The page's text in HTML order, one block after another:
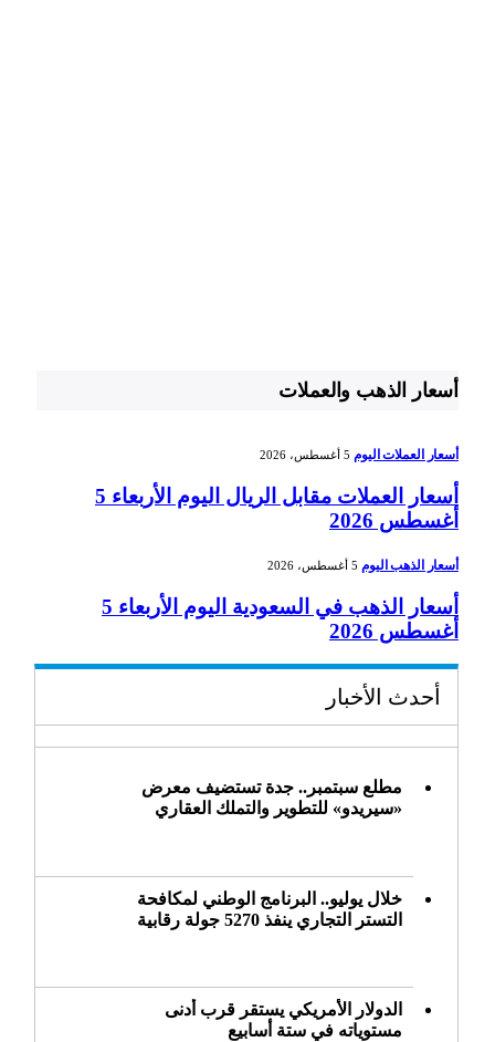
أسعار الذهب والعملات
أسعار العملات اليوم 5 أغسطس، 2026
أسعار العملات مقابل الريال اليوم الأربعاء 5
أغسطس 2026
أسعار الذهب اليوم 5 أغسطس، 2026
أسعار الذهب في السعودية اليوم الأربعاء 5
أغسطس 2026
أحدث الأخبار
مطلع سبتمبر.. جدة تستضيف معرض
«سيريدو» للتطوير والتملك العقاري
خلال يوليو.. البرنامج الوطني لمكافحة
التستر التجاري ينفذ 5270 جولة رقابية
الدولار الأمريكي يستقر قرب أدنى
مستوياته في ستة أسابيع